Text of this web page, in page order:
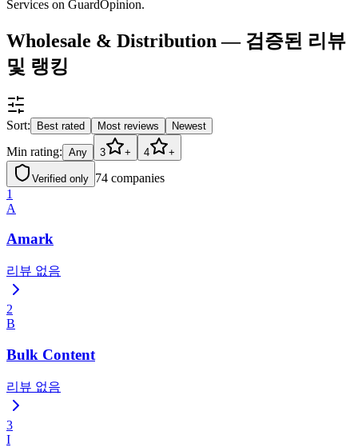
Services on GuardOpinion.
Wholesale & Distribution — 검증된 리뷰
및 랭킹
Sort: Best rated Most reviews Newest
Min rating: Any 3 + 4 +
Verified only 74 companies
1
A
Amark
리뷰 없음
2
B
Bulk Content
리뷰 없음
3
I